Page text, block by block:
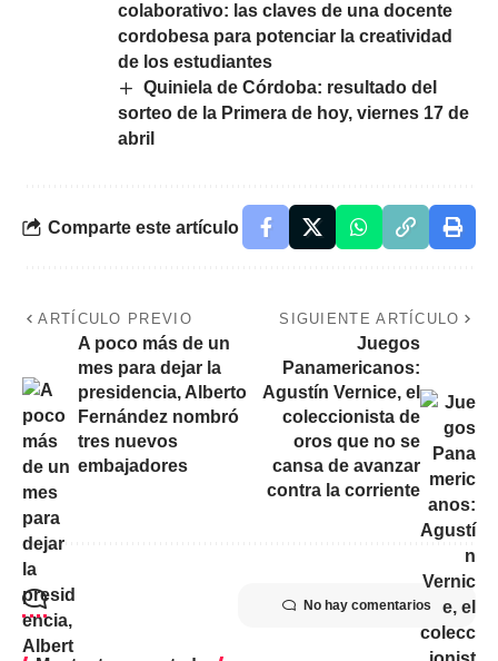
colaborativo: las claves de una docente
cordobesa para potenciar la creatividad
de los estudiantes
Quiniela de Córdoba: resultado del
sorteo de la Primera de hoy, viernes 17 de
abril
Comparte este artículo
ARTÍCULO PREVIO
A poco más de un
mes para dejar la
presidencia, Alberto
Fernández nombró
tres nuevos
embajadores
SIGUIENTE ARTÍCULO
Juegos
Panamericanos:
Agustín Vernice, el
coleccionista de
oros que no se
cansa de avanzar
contra la corriente
No hay comentarios